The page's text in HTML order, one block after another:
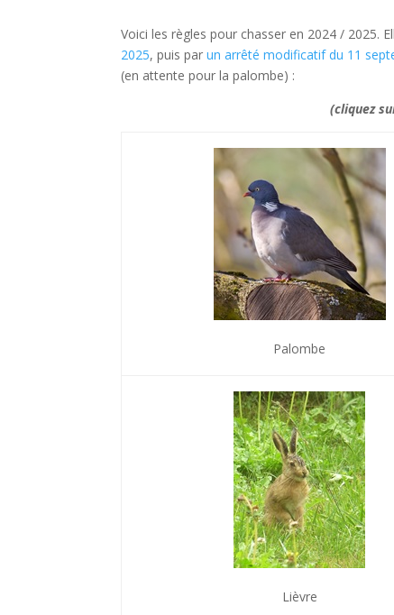
Voici les règles pour chasser en 2024 / 2025.
2025, puis parun arrêté modificatif du 11
(en attente pour la palombe) :
(cliquez
Palombe
Lièvre